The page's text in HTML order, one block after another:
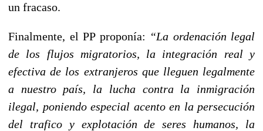
un fracaso.
Finalmente, el PP proponía: “La ordenación legal
de los flujos migratorios, la integración real y
efectiva de los extranjeros que lleguen legalmente
a nuestro país, la lucha contra la inmigración
ilegal, poniendo especial acento en la persecución
del trafico y explotación de seres humanos, la